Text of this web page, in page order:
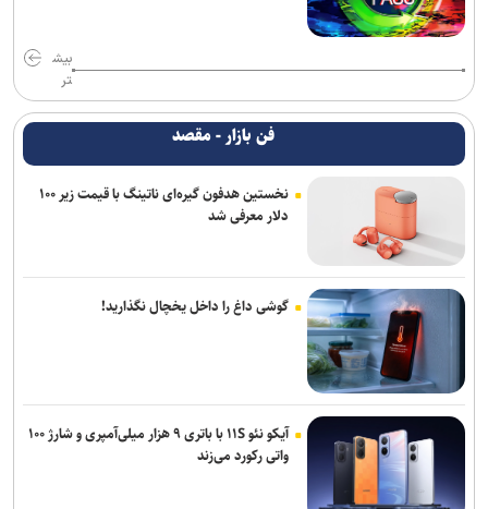
بیش
تر
فن بازار - مقصد
نخستین هدفون گیره‌ای ناتینگ با قیمت زیر ۱۰۰
دلار معرفی شد
گوشی داغ را داخل یخچال نگذارید!
آیکو نئو ۱۱S با باتری ۹ هزار میلی‌آمپری و شارژ ۱۰۰
واتی رکورد می‌زند